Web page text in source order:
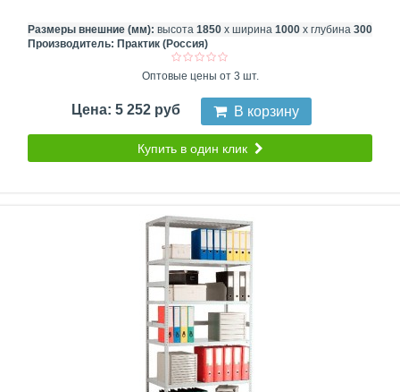
Размеры внешние (мм): высота 1850 х ширина 1000 х глубина 300
Производитель: Практик (Россия)
Оптовые цены от 3 шт.
Цена: 5 252 руб В корзину
Купить в один клик